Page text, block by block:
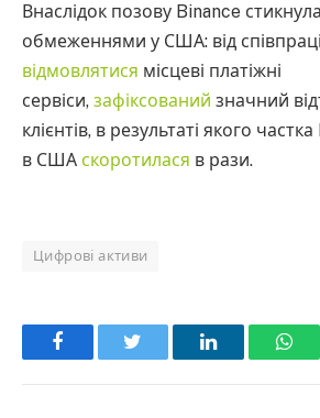
Внаслідок позову Binance
обмеженнями у США: від
відмовлятися місцеві платіжні
сервіси, зафіксований значний
клієнтів, в результаті якого
в США скоротилася в рази.
Цифрові активи
Facebook LinkedIn